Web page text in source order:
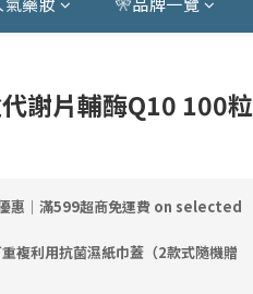
謝片輔酶Q10 100粒
惠｜滿599超商免運費 on selected
複利用抗菌濕紙巾蓋（2款式隨機贈